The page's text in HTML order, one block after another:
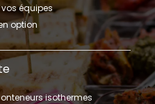
équipes
option
isothermes